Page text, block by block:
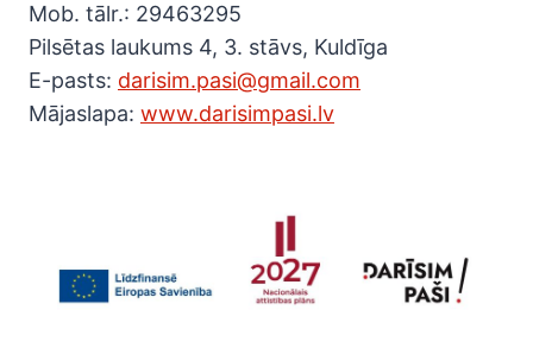
Mob. tālr.: 29463295
Pilsētas laukums 4, 3. stāvs, Kuldīga
E-pasts: darisim.pasi@gmail.com
Mājaslapa: www.darisimpasi.lv